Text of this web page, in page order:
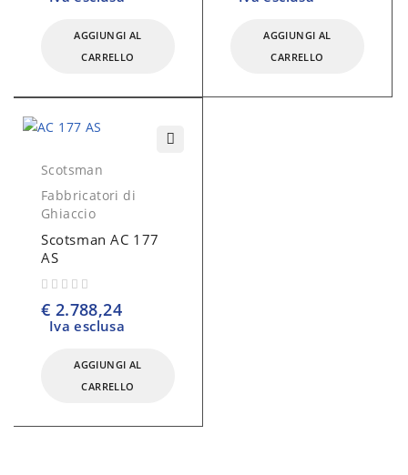
AGGIUNGI AL
CARRELLO
AGGIUNGI AL
CARRELLO
Scotsman
Fabbricatori di
Ghiaccio
Scotsman AC 177
AS
€ 2.788,24
Iva esclusa
AGGIUNGI AL
CARRELLO